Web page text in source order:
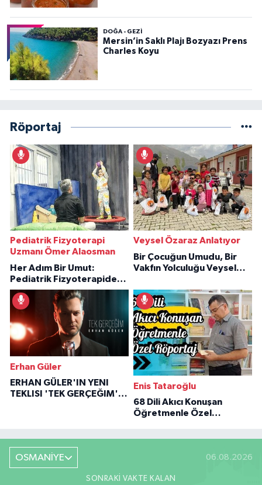
DOĞA - GEZI
Mersin’in Saklı Plajı Bozyazı Prens
Charles Koyu
Röportaj
Pediatrik Fizyoterapi
Uzmanı Ömer Alaosman
Her Adım Bir Umut:
Pediatrik Fizyoterapiden
İlham Veren Hikâyeler
Veysel Özaraz Anlatıyor
Bir Çocuğun Umudu, Bir
Vakfın Yolculuğu Veysel
Erhan Güler
ERHAN GÜLER'IN YENI
TEKLISI 'TEK GERÇEĞIM'LE
Enis Tataroğlu
68 Dili Akıcı Konuşan
Öğretmenle Özel
OSMANİYE 06.08.2026
SONRAKI VAKTE KALAN